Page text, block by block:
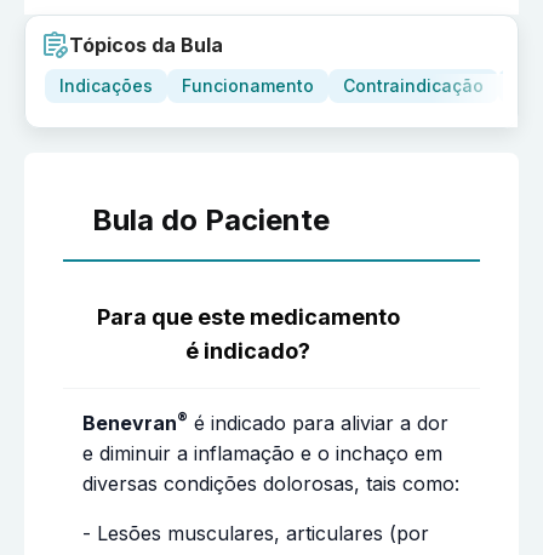
Tópicos da Bula
Indicações Funcionamento Contraindicação
Bula do Paciente
Para que este medicamento
é indicado?
Benevran® é indicado para aliviar a dor
e diminuir a inflamação e o inchaço em
diversas condições dolorosas, tais como:
- Lesões musculares, articulares (por